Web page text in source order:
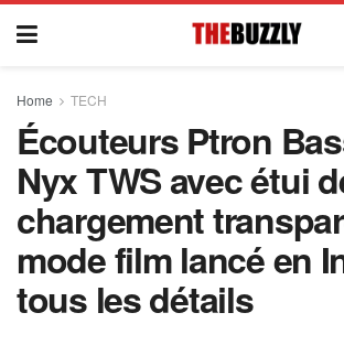
Home TECH
Écouteurs Ptron
Nyx TWS avec étui
chargement
mode film lancé en
tous les détails